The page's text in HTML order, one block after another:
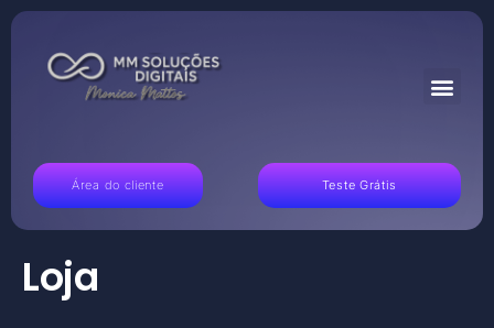
Área do cliente Teste Grátis
Loja